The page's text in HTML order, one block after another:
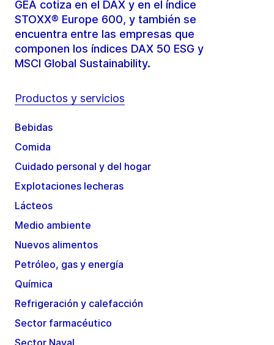
GEA cotiza en el DAX y en el índice
STOXX® Europe 600, y también se
encuentra entre las empresas que
componen los índices DAX 50 ESG y
MSCI Global Sustainability.
Productos y servicios
Bebidas
Comida
Cuidado personal y del hogar
Explotaciones lecheras
Lácteos
Medio ambiente
Nuevos alimentos
Petróleo, gas y energía
Química
Refrigeración y calefacción
Sector farmacéutico